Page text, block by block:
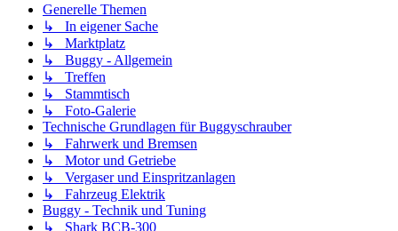
Generelle Themen
↳ In eigener Sache
↳ Marktplatz
↳ Buggy - Allgemein
↳ Treffen
↳ Stammtisch
↳ Foto-Galerie
Technische Grundlagen für Buggyschrauber
↳ Fahrwerk und Bremsen
↳ Motor und Getriebe
↳ Vergaser und Einspritzanlagen
↳ Fahrzeug Elektrik
Buggy - Technik und Tuning
↳ Shark BCB-300